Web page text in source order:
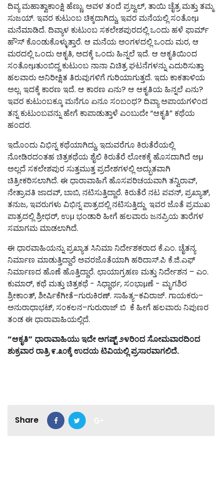
ದಿವ್ಯ ಮಹಾತ್ವಾಕಾಂಕ್ಷಿ ಹೆಣ್ಣು. ಅವಳ ತಂದೆ ಪ್ರಜ್ವಲ್, ತಾಯಿ ಚೈತ್ರ ಮತ್ತು ತಮ್ಮ
ಸುಜಯ್. ಇವರ ಕುಟುಂಬ ಚಿಕ್ಕದಾಗಿದ್ದು, ಇವರ ಮನೆಯಲ್ಲಿ ಸಂತೋμ
ಮನೆಮಾಡಿದೆ. ದಿವ್ಯಾಳ ಕುಟುಂಬ ಸಕಲೇಶಪುರದಲ್ಲಿ ಒಂದು ಹಳೆ ಫಾರ್ಮ್
ಹೌಸ್ ಕೊಂಡುಕೊಳ್ಳುತ್ತಾರೆ. ಆ ಮನೆಯ ಅಂಗಳದಲ್ಲಿ ಒಂದು ಮರ, ಆ
ಮರದಲ್ಲಿ ಒಂದು ಆಕೃತಿ, ಅದಕ್ಕೆ ಒಂದು ಹಿನ್ನಲೆ ಇದೆ. ಆ ಆಕೃತಿಯಿಂದ
ಸಂತೋμತುಂಬಿದ್ದ ಕುಟುಂಬ ನಾನಾ ವಿಚಿತ್ರ ಘಟನೆಗಳನ್ನು ಎದುರಿಸುತ್ತಾ
ಹಲವಾರು ಅನಿರೀಕ್ಷಿತ ತಿರುವುಗಳಿಗೆ ಗುರಿಯಾಗುತ್ತದೆ. ಇದು ಕಾಕತಾಳಿಯ
ಅಲ್ಲ. ಇದಕ್ಕೆ ಕಾರಣ ಇದೆ. ಆ ಕಾರಣ ಏನು? ಆ ಆಕೃತಿಯ ಹಿನ್ನಲೆ ಏನು?
ಇವರ ಕುಟುಂಬಕ್ಕೂ ಮನೆಗೂ ಏನೂ ಸಂಬಂಧ? ದಿವ್ಯಾ ಅಪಾಯಗಳಿಂದ
ತನ್ನ ಕುಟುಂಬವನ್ನು ಹೇಗೆ ಕಾಪಾಡುತ್ತಾಳೆ ಎಂಬುದೇ “ಆಕೃತಿ” ಕಥೆಯ
ಹಂದರ.
ಇದೊಂದು ವಿಭಿನ್ನ ಕಥೆಯಾಗಿದ್ದು, ಇದುವರೆಗೂ ಕಿರುತೆರೆಯಲ್ಲಿ
ನೋಡಿರದಂತಹ ಚಿತ್ರಕಥೆಯ ಶೈಲಿ ಕಿರುತೆರೆ ಲೋಕಕ್ಕೆ ಹೊಸದಾಗಿದೆ ಅμ
ಅಲ್ಲದೆ ಸಕಲೇಶಪುರ ಸುತ್ತಮುತ್ತ ಪ್ರದೇಶಗಳಲ್ಲಿ ಅದ್ಭುತವಾಗಿ
ಚಿತ್ರೀಕರಿಸಲಾಗಿದೆ. ಈ ಧಾರಾವಾಹಿಗೆ ಹೊಸಪರಿಚಯವಾಗಿ ತನ್ವಿರಾವ್,
ನೇತ್ರಾವತಿ ಜಾದವ್, ಬಾಬಿ, ನಟಿಸುತ್ತಿದ್ದಾರೆ. ಕಿರುತೆರೆ ನಟ ಪವನ್, ಪ್ರಖ್ಯಾತ್,
ತನುಜ, ಇವರುಗಳು ವಿಭಿನ್ನ ಪಾತ್ರದಲ್ಲಿ ನಟಿಸುತ್ತಿದ್ದು ಇವರ ಜೊತೆ ಪ್ರಮುಖ
ಪಾತ್ರದಲ್ಲಿ ಶ್ರೀಧರ್, ಉμ ಭಂಡಾರಿ ಹೀಗೆ ಹಲವಾರು ಜನಪ್ರಿಯ ತಾರೆಗಳ
ಸಮಾಗಮ ಮಾಡಲಾಗಿದೆ.
ಈ ಧಾರವಾಹಿಯನ್ನು ಪ್ರಖ್ಯಾತ ಸಿನಿಮಾ ನಿರ್ದೇಶಕರಾದ ಕೆ.ಎಂ. ಚೈತನ್ಯ
ನಿರ್ಮಾಣ ಮಾಡುತ್ತಿದ್ದಾರೆ ಅವರಜೊತೆಯಾಗಿ ಹರಿದಾಸ್.ಪಿ ಕೆ.ಜಿ.ಎಫ್
ನಿರ್ಮಾಣದ ಹೊಣೆ ಹೊತ್ತಿದ್ದಾರೆ. ಛಾಯಾಗ್ರಹಣ ಮತ್ತು ನಿರ್ದೇಶನ – ಎಂ.
ಕುಮಾರ್, ಕಥೆ ಮತ್ತು ಚಿತ್ರಕಥೆ - ಸಿಧ್ಧಾರ್ಥ, ಸಂಭಾμಣೆ - ಮೃಗಶಿರ
ಶ್ರೀಕಾಂತ್, ಶೀರ್ಷಿಕೆಗೀತೆ–ಗುರುಕಿರಣ್. ಸಾಹಿತ್ಯ–ಕವಿರಾಜ್. ಗಾಯಕರು–
ಅನುರಾಧಾಭಟ್, ಸಂಕಲನ–ಗುರುರಾಜ್ ಬಿ ಕೆ ಹೀಗೆ ಹಲವಾರು ನಿಪುಣರ
ತಂಡ ಈ ಧಾರಾವಾಹಿಯಲ್ಲಿದೆ.
“ಆಕೃತಿ” ಧಾರಾವಾಹಿಯುಇದೇಅಗಷ್ಟ್೨೪ರಿಂದಸೋಮವಾರದಿಂದ
ಶುಕ್ರವಾರರಾತ್ರಿ೯.೩೦ಕ್ಕೆ ಉದಯ ಟಿವಿಯಲ್ಲಿ ಪ್ರಸಾರವಾಗಲಿದೆ.
Share